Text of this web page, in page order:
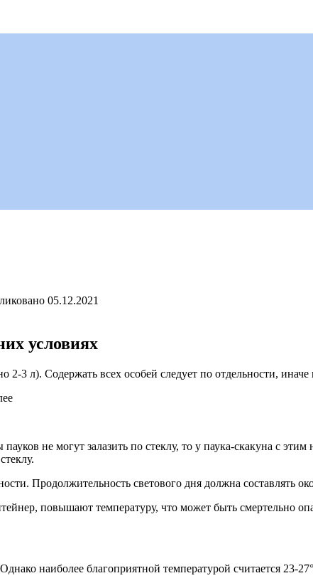
05.12.2021
условиях
3 л). Содержать всех особей следует по отдельности, иначе
не могут залазить по стеклу, то у паука-скакуна с
Продолжительность светового дня должна составлять
повышают температуру, что может быть смертельно
наиболее благоприятной температурой считается 23-